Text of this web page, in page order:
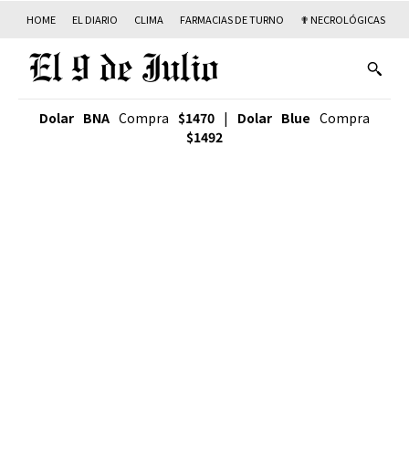
HOME EL DIARIO CLIMA FARMACIAS DE TURNO ✟ NECROLÓGICAS
Dolar BNA Compra $1470 | Dolar Blue Compra
$1492